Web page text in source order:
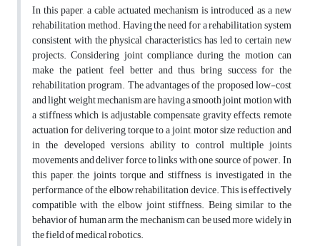
In this paper, a cable actuated mechanism is introduced as a new
rehabilitation method. Having the need for a rehabilitation system
consistent with the physical characteristics has led to certain new
projects. Considering joint compliance during the motion can
make the patient feel better and thus, bring success for the
rehabilitation program. The advantages of the proposed low-cost
and light weight mechanism are having a smooth joint motion with
a stiffness which is adjustable, compensate gravity effects, remote
actuation for delivering torque to a joint, motor size reduction and
in the developed versions, ability to control multiple joints
movements and deliver force to links with one source of power. In
this paper, the joints torque and stiffness is investigated in the
performance of the elbow rehabilitation device. This is effectively
compatible with the elbow joint stiffness. Being similar to the
behavior of human arm, the mechanism can be used more widely in
the field of medical robotics.